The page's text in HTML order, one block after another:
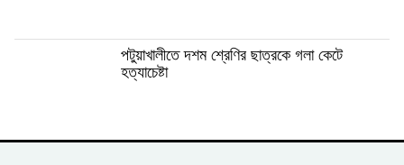
পটুয়াখালীতে দশম শ্রেণির ছাত্রকে গলা কেটে
হত্যাচেষ্টা